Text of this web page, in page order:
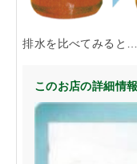
排水を比べてみると
このお店の詳細情